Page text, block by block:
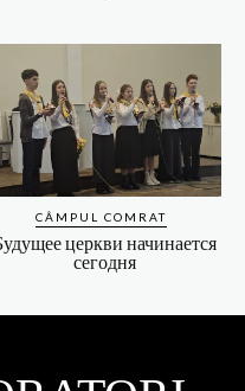
CÂMPUL COMRAT
церкви начинается
сегодня